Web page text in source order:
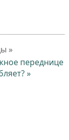
»
переднице
»